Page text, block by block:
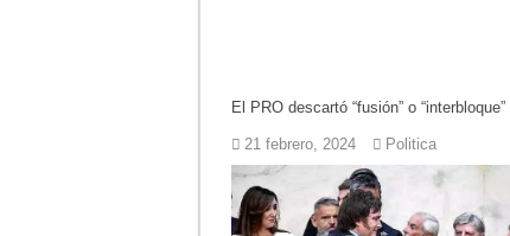
El PRO descartó “fusión” o “interbloque”
21 febrero, 2024 Politica